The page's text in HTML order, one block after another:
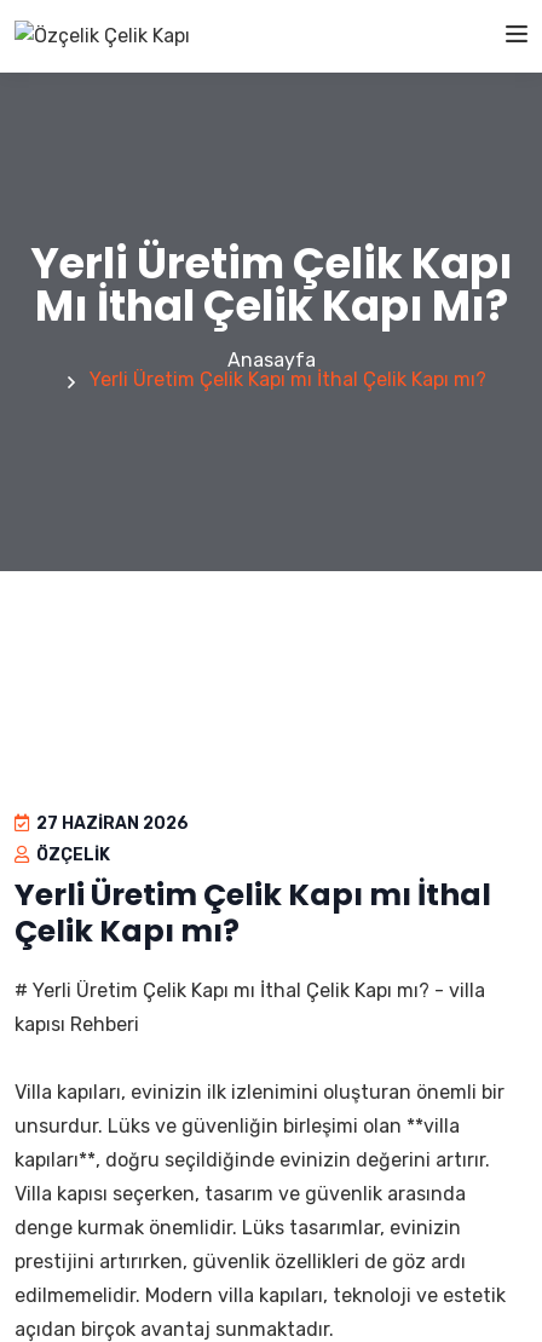
Yerli Üretim Çelik Kapı
Mı İthal Çelik Kapı Mı?
Anasayfa
Yerli Üretim Çelik Kapı mı İthal Çelik Kapı mı?
27 HAZIRAN 2026
ÖZÇELIK
Yerli Üretim Çelik Kapı mı İthal
Çelik Kapı mı?
# Yerli Üretim Çelik Kapı mı İthal Çelik Kapı mı? - villa
kapısı Rehberi
Villa kapıları, evinizin ilk izlenimini oluşturan önemli bir
unsurdur. Lüks ve güvenliğin birleşimi olan **villa
kapıları**, doğru seçildiğinde evinizin değerini artırır.
Villa kapısı seçerken, tasarım ve güvenlik arasında
denge kurmak önemlidir. Lüks tasarımlar, evinizin
prestijini artırırken, güvenlik özellikleri de göz ardı
edilmemelidir. Modern villa kapıları, teknoloji ve estetik
açıdan birçok avantaj sunmaktadır.